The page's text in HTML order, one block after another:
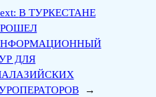
В ТУРКЕСТАНЕ
ДЛЯ
→